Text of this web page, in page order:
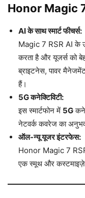
Honor Magic 7
AI के साथ स्मार्ट फीचर्स:
Magic 7 RSR AI के
करता है और यूजर्स को
ब्राइटनेस, पावर
हैं।
5G कनेक्टिविटी:
इस स्मार्टफोन में 5G
नेटवर्क कवरेज का
ऑल-न्यू यूजर इंटरफेस:
Honor Magic 7
एक स्मूथ और